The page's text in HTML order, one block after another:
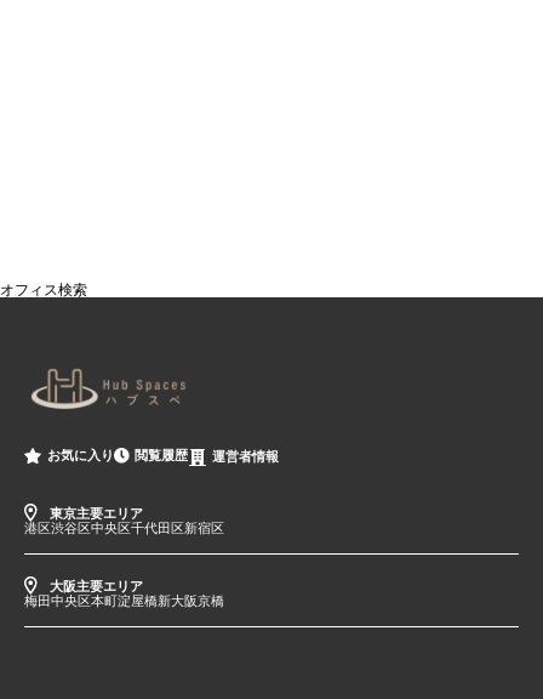
オフィス検索
お気に入り 閲覧履歴 運営者情報
東京主要エリア
港区渋谷区中央区千代田区新宿区
大阪主要エリア
梅田中央区本町淀屋橋新大阪京橋